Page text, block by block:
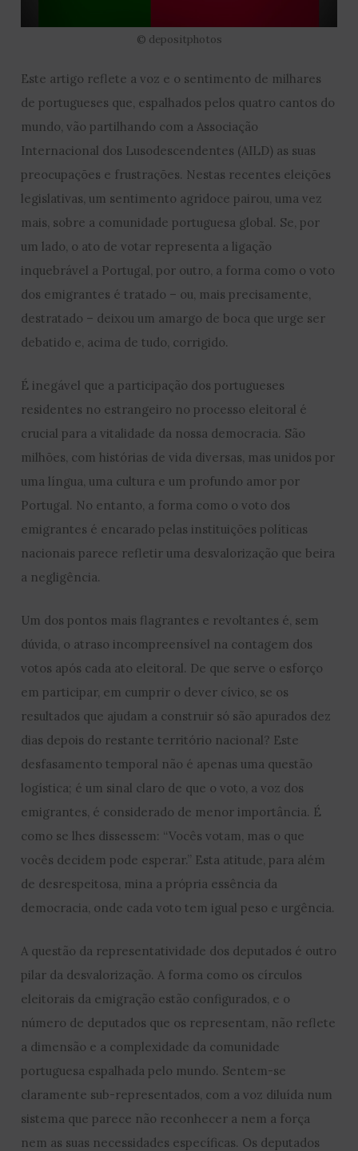
© depositphotos
Este artigo reflete a voz e o sentimento de milhares
de portugueses que, espalhados pelos quatro cantos do
mundo, vão partilhando com a Associação
Internacional dos Lusodescendentes (AILD) as suas
preocupações e frustrações. Nestas recentes eleições
legislativas, um sentimento agridoce pairou, uma vez
mais, sobre a comunidade portuguesa global. Se, por
um lado, o ato de votar representa a ligação
inquebrável a Portugal, por outro, a forma como o voto
dos emigrantes é tratado – ou, mais precisamente,
destratado – deixou um amargo de boca que urge ser
debatido e, acima de tudo, corrigido.
É inegável que a participação dos portugueses
residentes no estrangeiro no processo eleitoral é
crucial para a vitalidade da nossa democracia. São
milhões, com histórias de vida diversas, mas unidos por
uma língua, uma cultura e um profundo amor por
Portugal. No entanto, a forma como o voto dos
emigrantes é encarado pelas instituições políticas
nacionais parece refletir uma desvalorização que beira
a negligência.
Um dos pontos mais flagrantes e revoltantes é, sem
dúvida, o atraso incompreensível na contagem dos
votos após cada ato eleitoral. De que serve o esforço
em participar, em cumprir o dever cívico, se os
resultados que ajudam a construir só são apurados dez
dias depois do restante território nacional? Este
desfasamento temporal não é apenas uma questão
logística; é um sinal claro de que o voto, a voz dos
emigrantes, é considerado de menor importância. É
como se lhes dissessem: “Vocês votam, mas o que
vocês decidem pode esperar.” Esta atitude, para além
de desrespeitosa, mina a própria essência da
democracia, onde cada voto tem igual peso e urgência.
A questão da representatividade dos deputados é outro
pilar da desvalorização. A forma como os círculos
eleitorais da emigração estão configurados, e o
número de deputados que os representam, não reflete
a dimensão e a complexidade da comunidade
portuguesa espalhada pelo mundo. Sentem-se
claramente sub-representados, com a voz diluída num
sistema que parece não reconhecer a nem a força
nem as suas necessidades específicas. Os deputados